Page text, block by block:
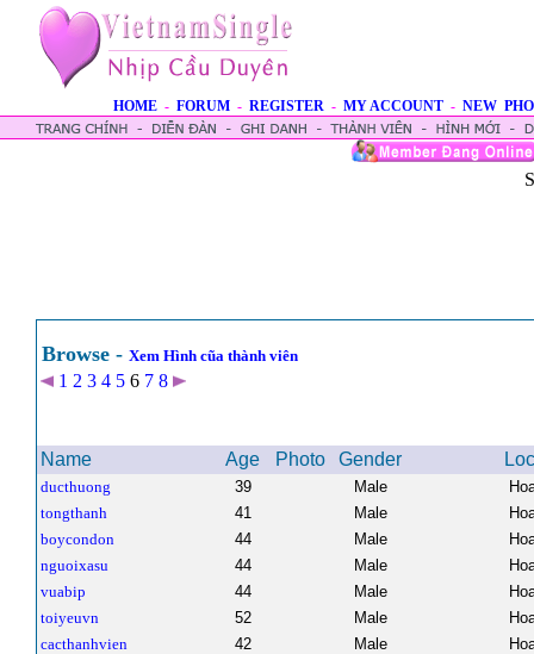
HOME - FORUM - REGISTER - MY ACCOUNT - NEW
Browse - Xem Hình cũa thành viên
1 2 3 4 5 6 7 8
Name Age Photo Gender
ducthuong 39 Male
tongthanh
41 Male
boycondon
44 Male
nguoixasu
44 Male
vuabip
44 Male
toiyeuvn
52 Male
cacthanhvien
42 Male